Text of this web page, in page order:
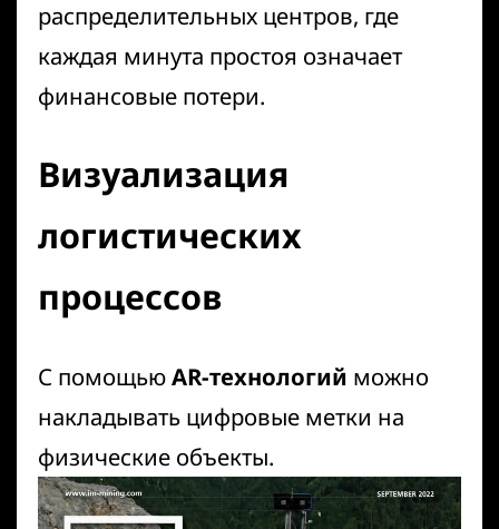
распределительных центров, где
каждая минута простоя означает
финансовые потери.
Визуализация
логистических
процессов
С помощьюAR-технологий можно
накладывать цифровые метки на
физические объекты.